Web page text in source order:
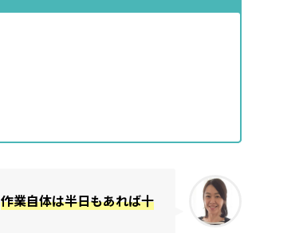
作業自体は半日もあれば十